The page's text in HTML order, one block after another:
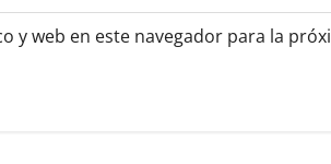
y web en este navegador para la